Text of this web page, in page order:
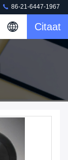
86-21-6447-1967
Citaat